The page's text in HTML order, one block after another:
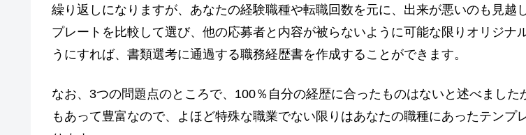
繰り返しになりますが、あなたの経験職種や転職回数を元に、出来が悪いのも見越
プレートを比較して選び、他の応募者と内容が被らないように可能な限りオリジナ
うにすれば、書類選考に通過する職務経歴書を作成することができます。
なお、3つの問題点のところで、100％自分の経歴に合ったものはないと述べました
もあって豊富なので、よほど特殊な職業でない限りはあなたの職種にあったテンプ